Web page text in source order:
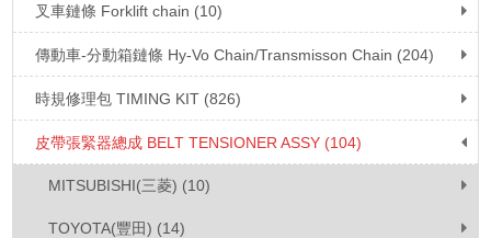
叉車鏈條 Forklift chain (10)
傳動車-分動箱鏈條 Hy-Vo Chain/Transmisson Chain (204)
時規修理包 TIMING KIT (826)
皮帶張緊器總成 BELT TENSIONER ASSY (104)
MITSUBISHI(三菱) (10)
TOYOTA(豐田) (14)